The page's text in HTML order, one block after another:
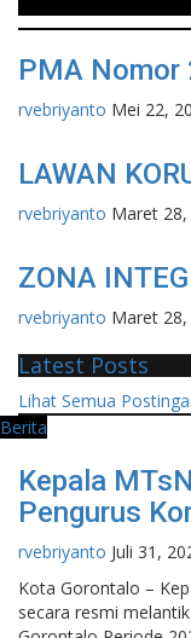
PMA Nomor
rvebriyanto Mei 22,
LAWAN
rvebriyanto Maret 28,
ZONA
rvebriyanto Maret 28,
Latest Posts
Lihat Semua
Berita
Kepala
Pengurus
rvebriyanto Juli 31,
Kota Gorontalo –
secara resmi